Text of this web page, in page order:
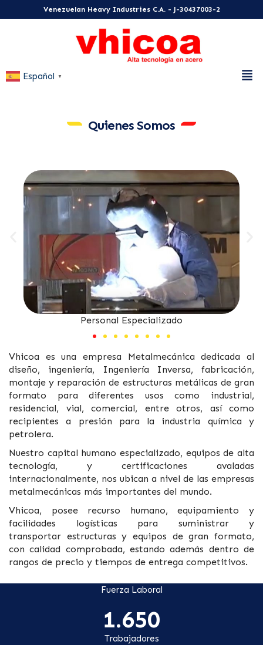
Venezuelan Heavy Industries C.A. - J-30437003-2
Español ▼
Quienes Somos
Personal Especializado
Vhicoa es una empresa Metalmecánica dedicada al
diseño, ingeniería, Ingeniería Inversa, fabricación,
montaje y reparación de estructuras metálicas de gran
formato para diferentes usos como industrial,
residencial, vial, comercial, entre otros, así como
recipientes a presión para la industria química y
petrolera.
Nuestro capital humano especializado, equipos de alta
tecnología, y certificaciones avaladas
internacionalmente, nos ubican a nivel de las empresas
metalmecánicas más importantes del mundo.
Vhicoa, posee recurso humano, equipamiento y
facilidades logísticas para suministrar y
transportar estructuras y equipos de gran formato,
con calidad comprobada, estando además dentro de
rangos de precio y tiempos de entrega competitivos.
Fuerza Laboral
1.650
Trabajadores